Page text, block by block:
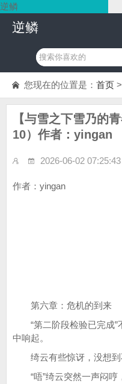
逆鳞
逆鳞
您现在的位置是： 首页 >
【与雪之下雪乃的
10）作者：yingan
2026-06-02 07:25:43
作者：yingan
第六章：危机的到来
“第二阶段检验已完成”
中响起。
绮云有些惊讶，没想到
“唔”绮云突然一声闷哼